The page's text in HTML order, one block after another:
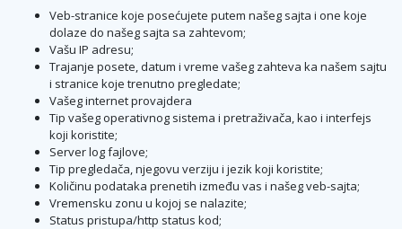
Veb-stranice koje posećujete putem našeg sajta i one koje
dolaze do našeg sajta sa zahtevom;
Vašu IP adresu;
Trajanje posete, datum i vreme vašeg zahteva ka našem sajtu
i stranice koje trenutno pregledate;
Vašeg internet provajdera
Tip vašeg operativnog sistema i pretraživača, kao i interfejs
koji koristite;
Server log fajlove;
Tip pregledača, njegovu verziju i jezik koji koristite;
Količinu podataka prenetih između vas i našeg veb-sajta;
Vremensku zonu u kojoj se nalazite;
Status pristupa/http status kod;